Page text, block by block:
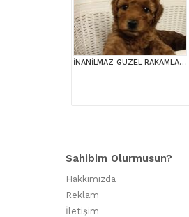
İNANİLMAZ GUZEL RAKAMLARA GERÇEK TOY YAVRULAR
Sahibim Olurmusun?
Hakkımızda
Reklam
İletişim